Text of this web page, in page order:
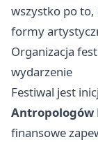
wszystko po to,
formy
Organizacja
wydarzenie
Festiwal jest
Antropologów
finansowe